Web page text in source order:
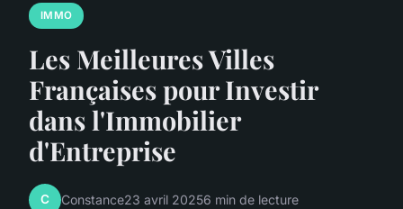
IMMO
Les Meilleures Villes
Françaises pour Investir
dans l'Immobilier
d'Entreprise
C Constance23 avril 20256 min de lecture